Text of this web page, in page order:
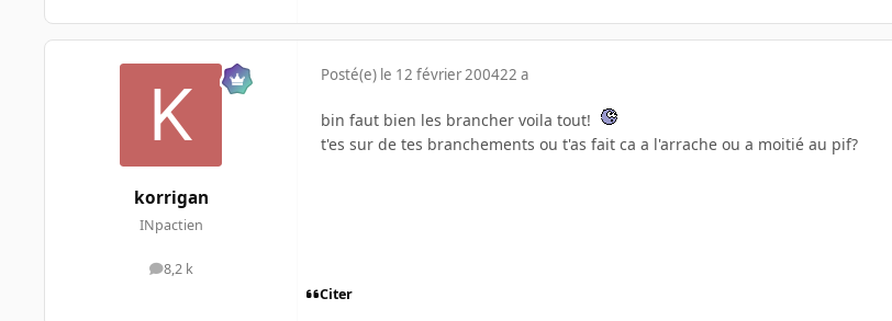
korrigan
INpactien
8,2 k
messages
Posté(e) le 12 février 200422 a
bin faut bien les brancher voila tout!
t'es sur de tes branchements ou t'as fait ca a l'arrache ou a moitié au pif?
Citer